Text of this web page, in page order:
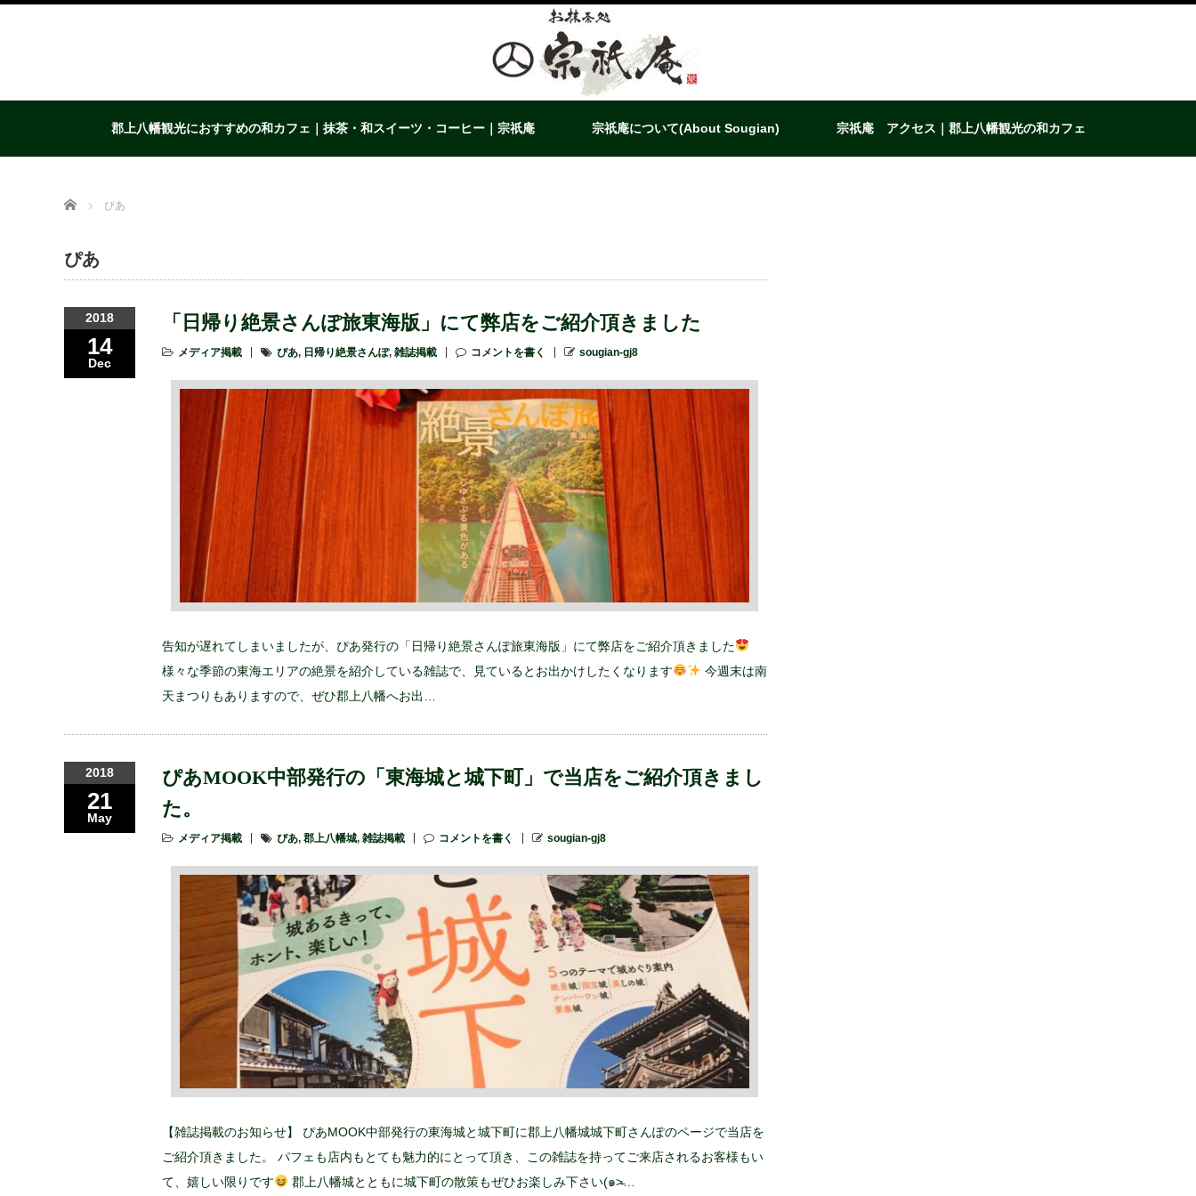
郡上八幡観光におすすめの和カフェ｜抹茶・和スイーツ・コーヒー｜宗祇庵 宗祇庵について(About Sougian) 宗祇庵 アクセス｜郡上八幡観光の和カフェ
Home ぴあ
ぴあ
2018
14
Dec
「日帰り絶景さんぽ旅東海版」にて弊店をご紹介頂きました
メディア掲載 ぴあ, 日帰り絶景さんぽ, 雑誌掲載 コメントを書く sougian-gj8
告知が遅れてしまいましたが、ぴあ発行の「日帰り絶景さんぽ旅東海版」にて弊店をご紹介頂きました
様々な季節の東海エリアの絶景を紹介している雑誌で、見ているとお出かけしたくなります
今週末は南
天まつりもありますので、ぜひ郡上八幡へお出…
2018
21
May
ぴあMOOK中部発行の「東海城と城下町」で当店をご紹介頂きまし
た。
メディア掲載 ぴあ, 郡上八幡城, 雑誌掲載 コメントを書く sougian-gj8
【雑誌掲載のお知らせ】 ぴあMOOK中部発行の東海城と城下町に郡上八幡城城下町さんぽのページで当店を
ご紹介頂きました。 パフェも店内もとても魅力的にとって頂き、この雑誌を持ってご来店されるお客様もい
て、嬉しい限りです
郡上八幡城とともに城下町の散策もぜひお楽しみ下さい(๑˃̵…